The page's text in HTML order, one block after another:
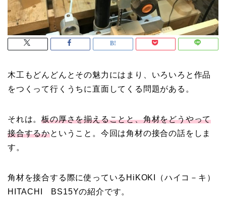
木工もどんどんとその魅力にはまり、いろいろと作品
をつくって行くうちに直面してくる問題がある。
それは。板の厚さを揃えることと、角材をどうやって
接合するかということ。今回は角材の接合の話をしま
す。
角材を接合する際に使っているHiKOKI（ハイコ－キ）
HITACHI BS15Yの紹介です。